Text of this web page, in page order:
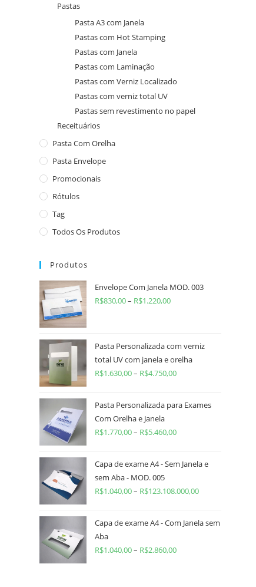
Pastas
Pasta A3 com Janela
Pastas com Hot Stamping
Pastas com Janela
Pastas com Laminação
Pastas com Verniz Localizado
Pastas com verniz total UV
Pastas sem revestimento no papel
Receituários
Pasta Com Orelha
Pasta Envelope
Promocionais
Rótulos
Tag
Todos Os Produtos
Produtos
Envelope Com Janela MOD. 003
R$830,00– R$1.220,00
Pasta Personalizada com verniz
total UV com janela e orelha
R$1.630,00– R$4.750,00
Pasta Personalizada para Exames
Com Orelha e Janela
R$1.770,00– R$5.460,00
Capa de exame A4 - Sem Janela e
sem Aba - MOD. 005
R$1.040,00– R$123.108.000,00
Capa de exame A4 - Com Janela sem
Aba
R$1.040,00– R$2.860,00